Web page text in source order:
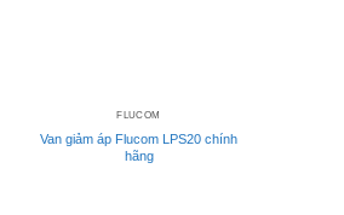
FLUCOM
Van giảm áp Flucom LPS20 chính
hãng